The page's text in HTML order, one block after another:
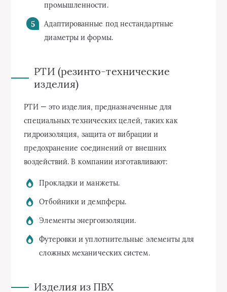
промышленности.
Адаптированные под нестандартные
диаметры и формы.
РТИ (резинто-технические
изделия)
РТИ — это изделия, предназначенные для
специальных технических целей, таких как
гидроизоляция, защита от вибрации и
предохранение соединений от внешних
воздействий. В компании изготавливают:
Прокладки и манжеты.
Отбойники и демпферы.
Элементы энергоизоляции.
Футеровки и уплотнительные элементы для
сложных механических систем.
Изделия из ПВХ